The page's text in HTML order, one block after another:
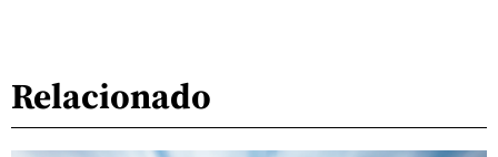
Relacionado